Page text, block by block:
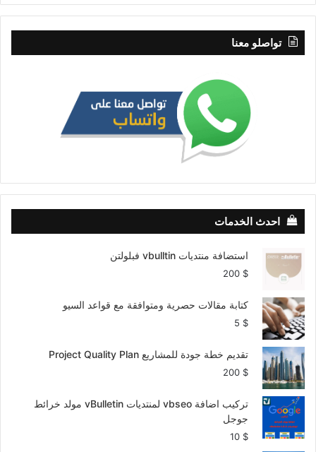
تواصلو معنا
احدث الخدمات
استضافة منتديات vbulltin فبلولتن
200 $
كتابة مقالات حصرية ومتوافقة مع قواعد السيو
5 $
تقديم خطة جودة للمشاريع Project Quality Plan
200 $
تركيب اضافة vbseo لمنتديات vBulletin مولد خرائط
جوجل
10 $